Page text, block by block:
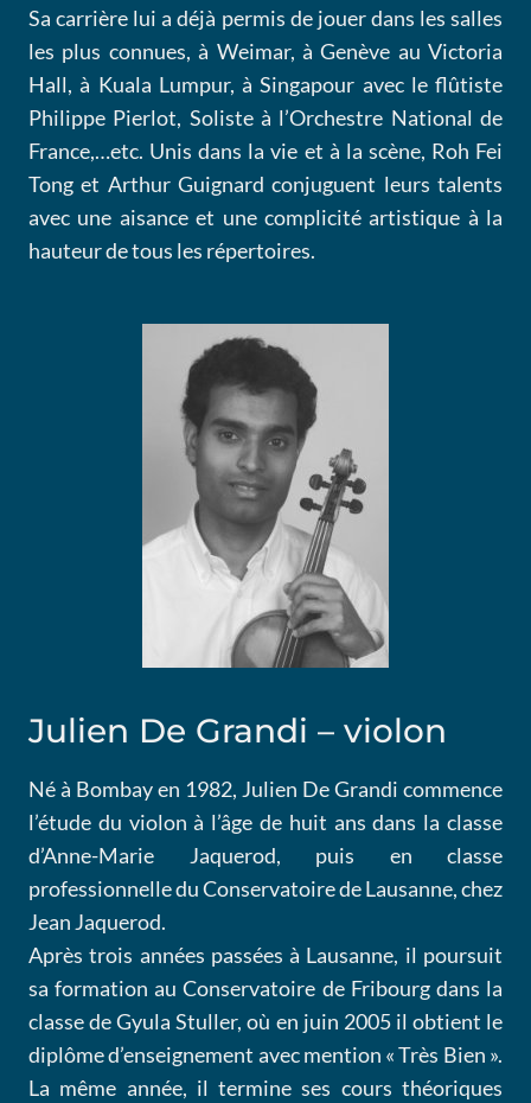
Sa carrière lui a déjà permis de jouer dans les salles
les plus connues, à Weimar, à Genève au Victoria
Hall, à Kuala Lumpur, à Singapour avec le flûtiste
Philippe Pierlot, Soliste à l’Orchestre National de
France,…etc. Unis dans la vie et à la scène, Roh Fei
Tong et Arthur Guignard conjuguent leurs talents
avec une aisance et une complicité artistique à la
hauteur de tous les répertoires.
Julien De Grandi – violon
Né à Bombay en 1982, Julien De Grandi commence
l’étude du violon à l’âge de huit ans dans la classe
d’Anne-Marie Jaquerod, puis en classe
professionnelle du Conservatoire de Lausanne, chez
Jean Jaquerod.
Après trois années passées à Lausanne, il poursuit
sa formation au Conservatoire de Fribourg dans la
classe de Gyula Stuller, où en juin 2005 il obtient le
diplôme d’enseignement avec mention « Très Bien ».
La même année, il termine ses cours théoriques